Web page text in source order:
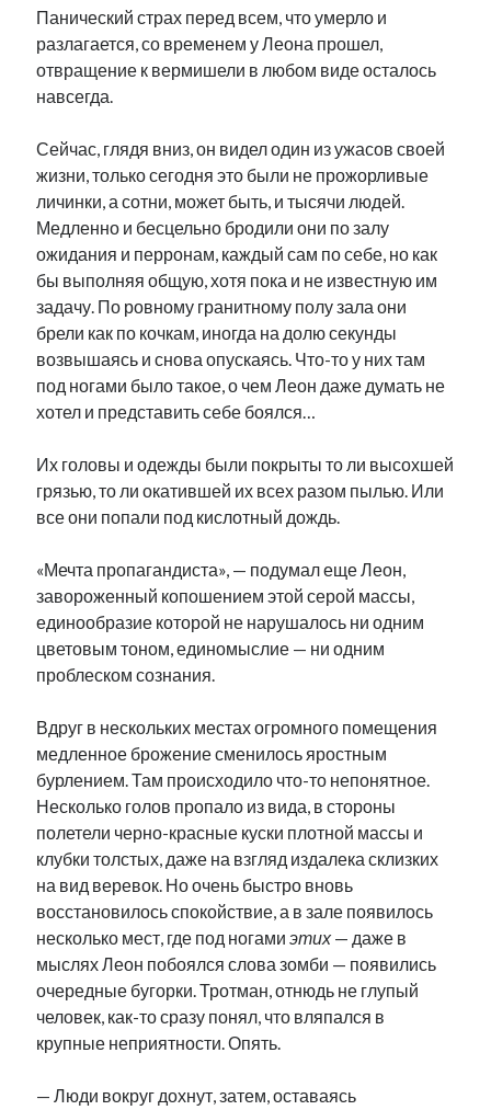
Панический страх перед всем, что умерло и
разлагается, со временем у Леона прошел,
отвращение к вермишели в любом виде осталось
навсегда.
Сейчас, глядя вниз, он видел один из ужасов своей
жизни, только сегодня это были не прожорливые
личинки, а сотни, может быть, и тысячи людей.
Медленно и бесцельно бродили они по залу
ожидания и перронам, каждый сам по себе, но как
бы выполняя общую, хотя пока и не известную им
задачу. По ровному гранитному полу зала они
брели как по кочкам, иногда на долю секунды
возвышаясь и снова опускаясь. Что-то у них там
под ногами было такое, о чем Леон даже думать не
хотел и представить себе боялся…
Их головы и одежды были покрыты то ли высохшей
грязью, то ли окатившей их всех разом пылью. Или
все они попали под кислотный дождь.
«Мечта пропагандиста», — подумал еще Леон,
завороженный копошением этой серой массы,
единообразие которой не нарушалось ни одним
цветовым тоном, единомыслие — ни одним
проблеском сознания.
Вдруг в нескольких местах огромного помещения
медленное брожение сменилось яростным
бурлением. Там происходило что-то непонятное.
Несколько голов пропало из вида, в стороны
полетели черно-красные куски плотной массы и
клубки толстых, даже на взгляд издалека склизких
на вид веревок. Но очень быстро вновь
восстановилось спокойствие, а в зале появилось
несколько мест, где под ногамиэтих— даже в
мыслях Леон побоялся слова зомби — появились
очередные бугорки. Тротман, отнюдь не глупый
человек, как-то сразу понял, что вляпался в
крупные неприятности. Опять.
— Люди вокруг дохнут, затем, оставаясь